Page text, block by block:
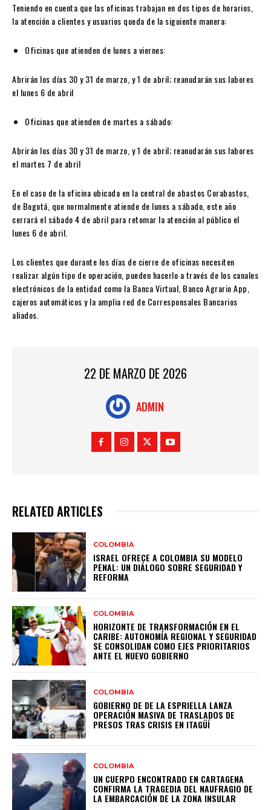
Teniendo en cuenta que las oficinas trabajan en dos tipos de horarios,
la atención a clientes y usuarios queda de la siguiente manera:
Oficinas que atienden de lunes a viernes:
Abrirán los días 30 y 31 de marzo, y 1 de abril; reanudarán sus labores
el lunes 6 de abril
Oficinas que atienden de martes a sábado:
Abrirán los días 30 y 31 de marzo, y 1 de abril; reanudarán sus labores
el martes 7 de abril
En el caso de la oficina ubicada en la central de abastos Corabastos,
de Bogotá, que normalmente atiende de lunes a sábado, este año
cerrará el sábado 4 de abril para retomar la atención al público el
lunes 6 de abril.
Los clientes que durante los días de cierre de oficinas necesiten
realizar algún tipo de operación, pueden hacerlo a través de los canales
electrónicos de la entidad como la Banca Virtual, Banco Agrario App,
cajeros automáticos y la amplia red de Corresponsales Bancarios
aliados.
22 DE MARZO DE 2026
ADMIN
RELATED ARTICLES
COLOMBIA
ISRAEL OFRECE A COLOMBIA SU MODELO
PENAL: UN DIÁLOGO SOBRE SEGURIDAD Y
REFORMA
COLOMBIA
HORIZONTE DE TRANSFORMACIÓN EN EL
CARIBE: AUTONOMÍA REGIONAL Y SEGURIDAD
SE CONSOLIDAN COMO EJES PRIORITARIOS
ANTE EL NUEVO GOBIERNO
COLOMBIA
GOBIERNO DE DE LA ESPRIELLA LANZA
OPERACIÓN MASIVA DE TRASLADOS DE
PRESOS TRAS CRISIS EN ITAGÜÍ
COLOMBIA
UN CUERPO ENCONTRADO EN CARTAGENA
CONFIRMA LA TRAGEDIA DEL NAUFRAGIO DE
LA EMBARCACIÓN DE LA ZONA INSULAR